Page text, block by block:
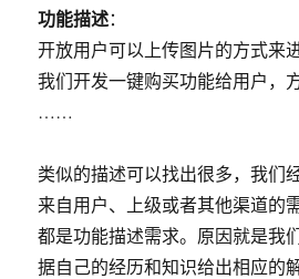
功能描述：
开放用户可以上传图片的方式来
我们开发一键购买功能给用户，
……
类似的描述可以找出很多，我们
来自用户、上级或者其他渠道的
都是功能描述需求。原因就是我
据自己的经历和知识给出相应的